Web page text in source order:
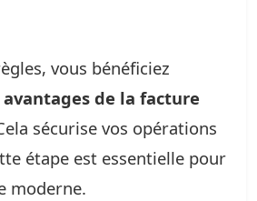
vous bénéficiez
avantages de la facture
sécurise vos opérations
étape est essentielle pour
moderne.